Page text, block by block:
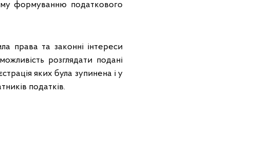
формуванню податкового
права та законні інтереси
розглядати подані
яких була зупинена і у
податків.